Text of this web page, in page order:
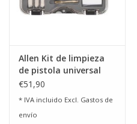
Allen Kit de limpieza
de pistola universal
Ruger
€51,90
* IVA incluido Excl. Gastos de
envío